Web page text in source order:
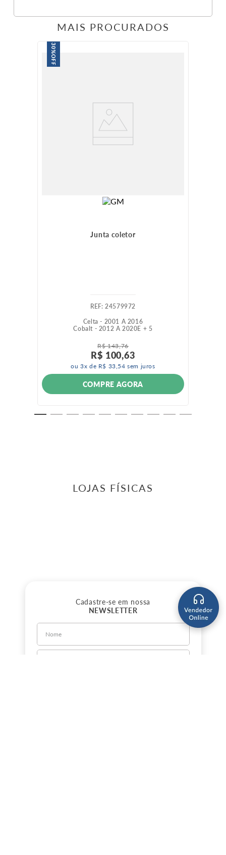
MAIS PROCURADOS
30%
OFF
Junta coletor
:24579972
Celta - 2001 A 2016
Cobalt - 2012 A 2020E + 5
R$ 143,76
R$ 100,63
ou3x de R$ 33,54 sem juros
COMPRE AGORA
LOJAS FÍSICAS
Cadastre-se em nossa
NEWSLETTER